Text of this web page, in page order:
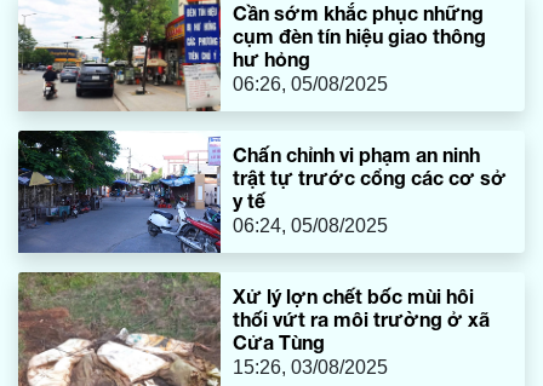
Cần sớm khắc phục những
cụm đèn tín hiệu giao thông
hư hỏng
06:26, 05/08/2025
Chấn chỉnh vi phạm an ninh
trật tự trước cổng các cơ sở
y tế
06:24, 05/08/2025
Xử lý lợn chết bốc mùi hôi
thối vứt ra môi trường ở xã
Cửa Tùng
15:26, 03/08/2025